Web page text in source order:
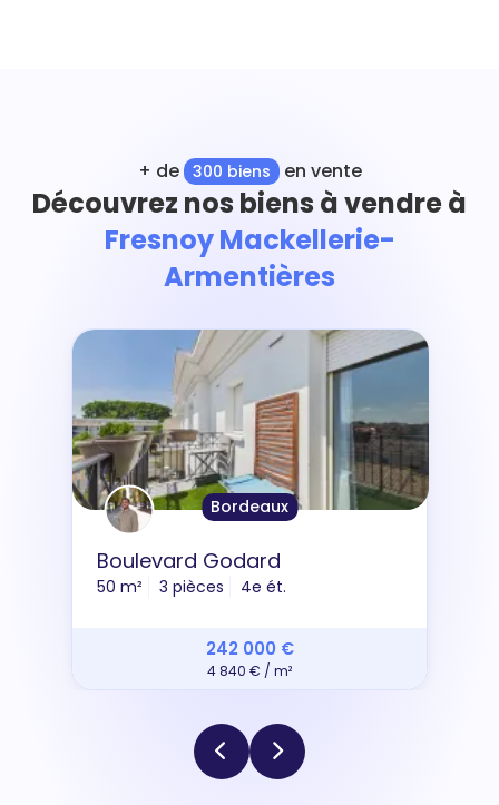
+ de 300 biens en vente
Découvrez nos biens à vendre à
Fresnoy Mackellerie-
Armentières
Bordeaux
Boulevard Godard
50 m² 3 pièces 4e ét.
242 000 €
4 840 € / m²